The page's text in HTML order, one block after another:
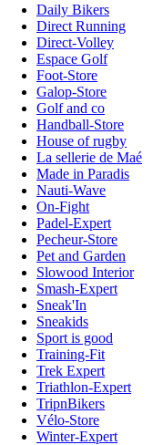
Daily Bikers
Direct Running
Direct-Volley
Espace Golf
Foot-Store
Galop-Store
Golf and co
Handball-Store
House of rugby
La sellerie de Maé
Made in Paradis
Nauti-Wave
On-Fight
Padel-Expert
Pecheur-Store
Pet and Garden
Slowood Interior
Smash-Expert
Sneak'In
Sneakids
Sport is good
Training-Fit
Trek Expert
Triathlon-Expert
TripnBikers
Vélo-Store
Winter-Expert